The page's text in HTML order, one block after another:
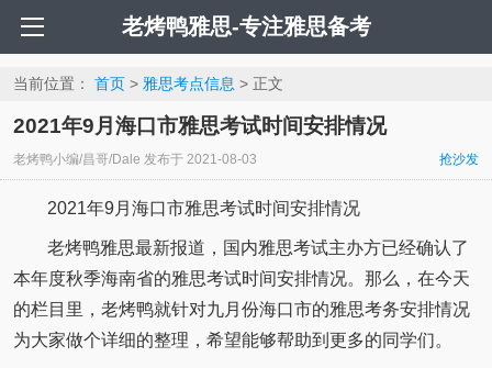
老烤鸭雅思-专注雅思备考
当前位置： 首页> 雅思考点信息 > 正文
2021年9月海口市雅思考试时间安排情况
老烤鸭小编/昌哥/Dale 发布于 2021-08-03 抢沙发
2021年9月海口市雅思考试时间安排情况
老烤鸭雅思最新报道，国内雅思考试主办方已经确认了
本年度秋季海南省的雅思考试时间安排情况。那么，在今天
的栏目里，老烤鸭就针对九月份海口市的雅思考务安排情况
为大家做个详细的整理，希望能够帮助到更多的同学们。